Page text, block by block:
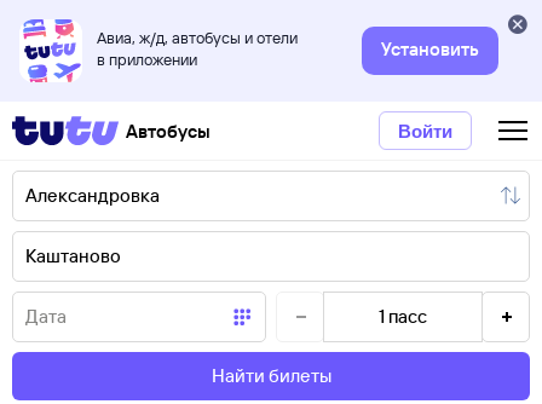
Авиа, ж/д, автобусы и отели
в приложении
Установить
Автобусы Войти
1 пасс
Найти билеты